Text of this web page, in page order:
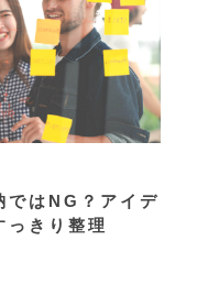
ではNG？アイデ
っきり整理